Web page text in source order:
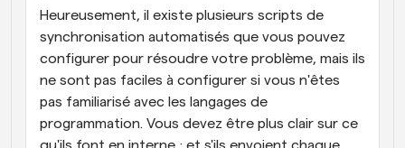
Heureusement, il existe plusieurs scripts de
synchronisation automatisés que vous pouvez
configurer pour résoudre votre problème, mais ils
ne sont pas faciles à configurer si vous n'êtes
pas familiarisé avec les langages de
programmation. Vous devez être plus clair sur ce